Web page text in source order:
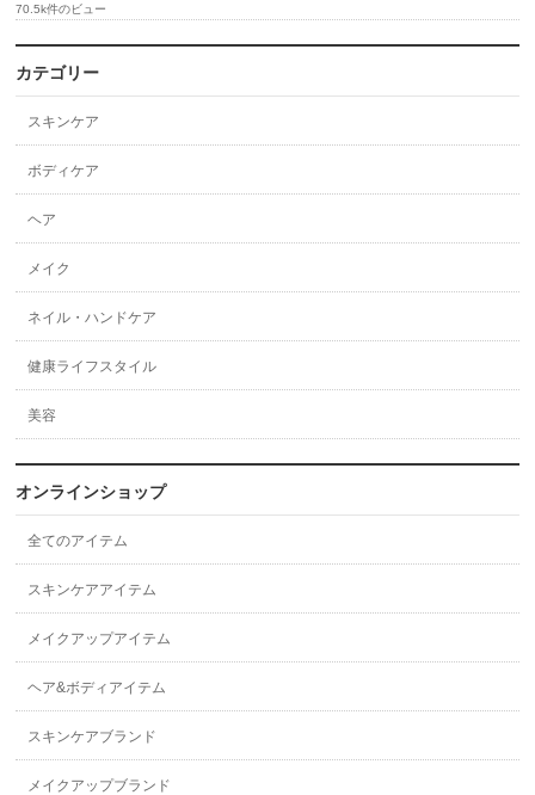
70.5k件のビュー
カテゴリー
スキンケア
ボディケア
ヘア
メイク
ネイル・ハンドケア
健康ライフスタイル
美容
オンラインショップ
全てのアイテム
スキンケアアイテム
メイクアップアイテム
ヘア&ボディアイテム
スキンケアブランド
メイクアップブランド